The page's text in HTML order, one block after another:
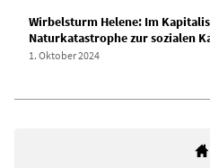
Wirbelsturm Helene: Im
Naturkatastrophe zur sozialen
1. Oktober 2024